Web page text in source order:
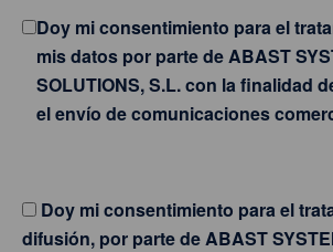
Doy mi consentimiento para el
mis datos por parte de ABAST
SOLUTIONS, S.L. con la finalidad
el envío de comunicaciones
Doy mi consentimiento para el
difusión, por parte de ABAST